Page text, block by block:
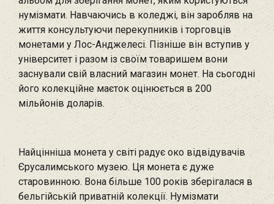
нумізмати. Навчаючись в коледжі, він заробляв на
життя консультуючи перекупників і торговців
монетами у Лос-Анджелесі. Пізніше він вступив у
університет і разом із своїм товаришем вони
заснували свій власний магазин монет. На сьогодні
його колекційне маєток оцінюється в 200
мільйонів доларів.
Найцінніша монета у світі радує око відвідувачів
Єрусалимського музею. Ця монета є дуже
старовинною. Вона більше 100 років зберігалася в
бельгійській приватній колекції. Нумізмати